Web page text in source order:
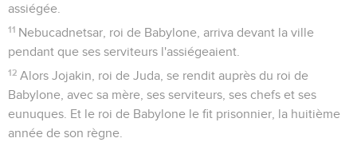
assiégée.
11 Nebucadnetsar, roi de Babylone, arriva devant la ville
pendant que ses serviteurs l'assiégeaient.
12 Alors Jojakin, roi de Juda, se rendit auprès du roi de
Babylone, avec sa mère, ses serviteurs, ses chefs et ses
eunuques. Et le roi de Babylone le fit prisonnier, la huitième
année de son règne.